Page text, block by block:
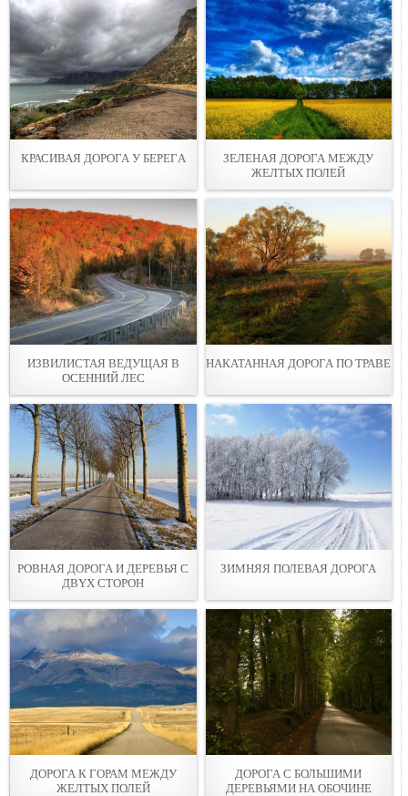
КРАСИВАЯ ДОРОГА У БЕРЕГA
ЗЕЛЕНАЯ ДОРОГА МЕЖДУ
ЖЕЛТЫХ ПОЛЕЙ
ИЗВИЛИСТАЯ ВЕДУЩАЯ В
ОСЕННИЙ ЛEС
НАКАТАННАЯ ДОРОГА ПО ТРАВЕ
РОВНАЯ ДОРОГА И ДЕРЕВЬЯ С
ДВYХ СТОРОН
ЗИМНЯЯ ПОЛЕВАЯ ДОРОГА
ДОРОГА К ГОРАМ МЕЖДУ
ЖЕЛТЫX ПОЛЕЙ
ДОРОГА С БОЛЬШИМИ
ДЕРЕВЬЯМИ НА ОБОЧИНE